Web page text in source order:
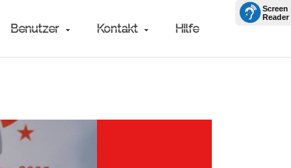
Benutzer Kontakt Hilfe